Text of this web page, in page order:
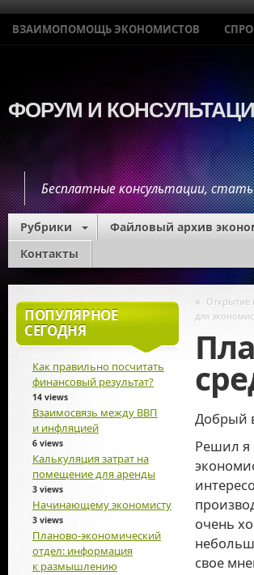
ВЗАИМОПОМОЩЬ ЭКОНОМИСТОВ
ФОРУМ И
Бесплатные консультации,
Рубрики Файловый архив
Контакты
« Открытие
для
Добрый
Решил я
очень
свое
ПОПУЛЯРНОЕ
СЕГОДНЯ
Как правильно посчитать
финансовый результат?
14 views
Взаимосвязь между ВВП
и инфляцией
6 views
Калькуляция затрат на
помещение для аренды
3 views
Начинающему экономисту
3 views
Планово-экономический
отдел: информация
к размышлению